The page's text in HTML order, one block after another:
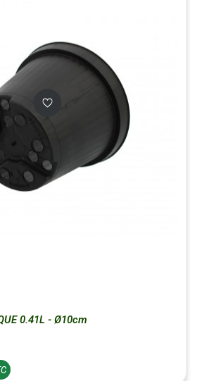
0.41L - Ø10cm